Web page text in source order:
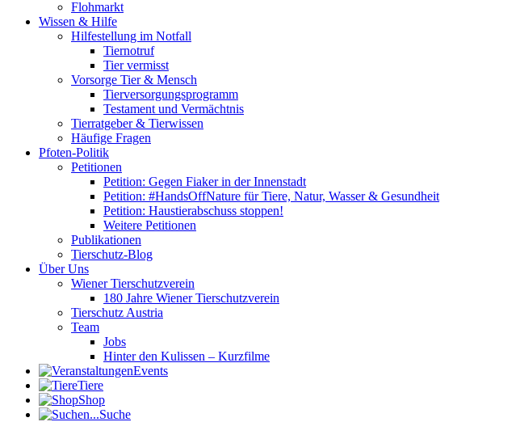
Flohmarkt
Wissen & Hilfe
Hilfestellung im Notfall
Tiernotruf
Tier vermisst
Vorsorge Tier & Mensch
Tierversorgungsprogramm
Testament und Vermächtnis
Tierratgeber & Tierwissen
Häufige Fragen
Pfoten-Politik
Petitionen
Petition: Gegen Fiaker in der Innenstadt
Petition: #HandsOffNature für Tiere, Natur, Wasser & Gesundheit
Petition: Haustierabschuss stoppen!
Weitere Petitionen
Publikationen
Tierschutz-Blog
Über Uns
Wiener Tierschutzverein
180 Jahre Wiener Tierschutzverein
Tierschutz Austria
Team
Jobs
Hinter den Kulissen – Kurzfilme
Events
Tiere
Shop
Suche